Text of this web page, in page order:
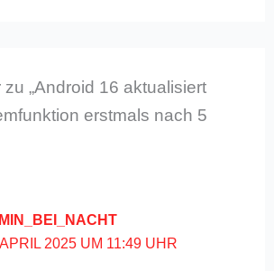
„Android 16 aktualisiert
erstmals nach 5
2025 UM 11:49 UHR